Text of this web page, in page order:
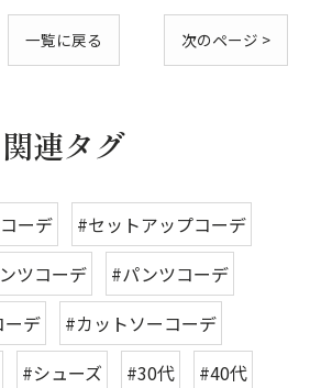
一覧に戻る 次のページ >
関連タグ
ーデ
#セットアップコーデ
ツコーデ
#パンツコーデ
デ
#カットソーコーデ
#シューズ #30代
#40代